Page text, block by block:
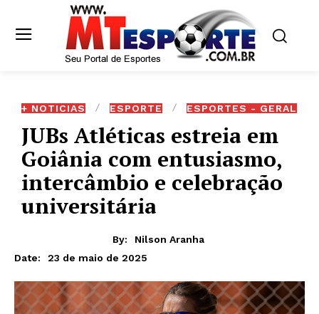
+ NOTICIAS ESPORTE ESPORTES - GERAL
JUBs Atléticas estreia em
Goiânia com entusiasmo,
intercâmbio e celebração
universitária
By:
Nilson Aranha
Date:
23 de maio de 2025